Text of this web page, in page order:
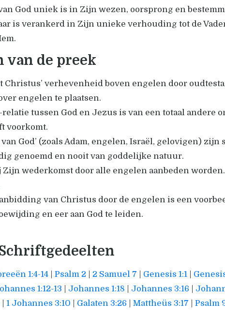
God uniek is in Zijn wezen, oorsprong en
is verankerd in Zijn unieke verhouding tot de
van de preek
Christus’ verhevenheid boven engelen door
engelen te plaatsen.
relatie tussen God en Jezus is van een totaal andere
voorkomt.
van God’ (zoals Adam, engelen, Israël, gelovigen)
genoemd en nooit van goddelijke natuur.
Zijn wederkomst door alle engelen aanbeden
van Christus door de engelen is een
en eer aan God te leiden.
1:4-14 Psalm 2 2 Samuel 7 Genesis 1:1
1:12-13 Johannes 1:18 Johannes 3:16
1 Johannes 3:10 Galaten 3:26 Mattheüs 3:17 Psalm